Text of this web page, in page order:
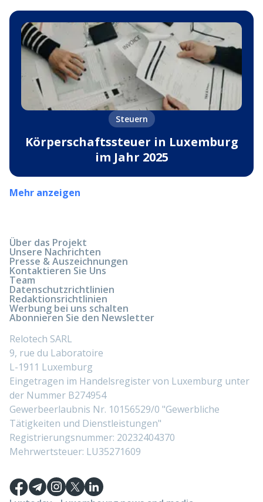
Steuern
Körperschaftssteuer in Luxemburg
im Jahr 2025
Mehr anzeigen
Über das Projekt
Unsere Nachrichten
Presse & Auszeichnungen
Kontaktieren Sie Uns
Team
Datenschutzrichtlinien
Redaktionsrichtlinien
Werbung bei uns schalten
Abonnieren Sie den Newsletter
Relotech SARL
9, rue du Laboratoire
L-1911 Luxemburg
Eingetragen im Handelsregister von Luxemburg unter
der Nummer B274954
Gewerbeerlaubnis Nr. 10156529/0 "Gewerbliche
Tätigkeiten und Dienstleistungen"
Registrierungsnummer: 20232404370
Mehrwertsteuer: LU35271609